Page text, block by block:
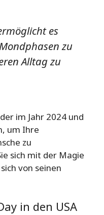
es
zu
Alltag zu
im Jahr 2024 und
um Ihre
zu
sich mit der Magie
von seinen
in den USA